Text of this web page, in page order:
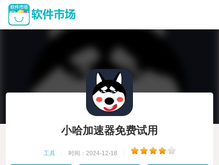
小哈加速器免费试用
工具 时间：2024-12-18